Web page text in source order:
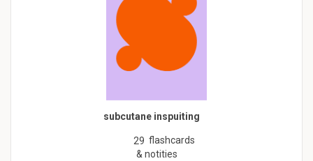
subcutane inspuiting
29 flashcards
& notities